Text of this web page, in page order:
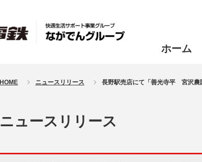
ホーム
HOME ニュースリリース 長野駅売店にて「善光寺平 宮沢農
ニュースリリース